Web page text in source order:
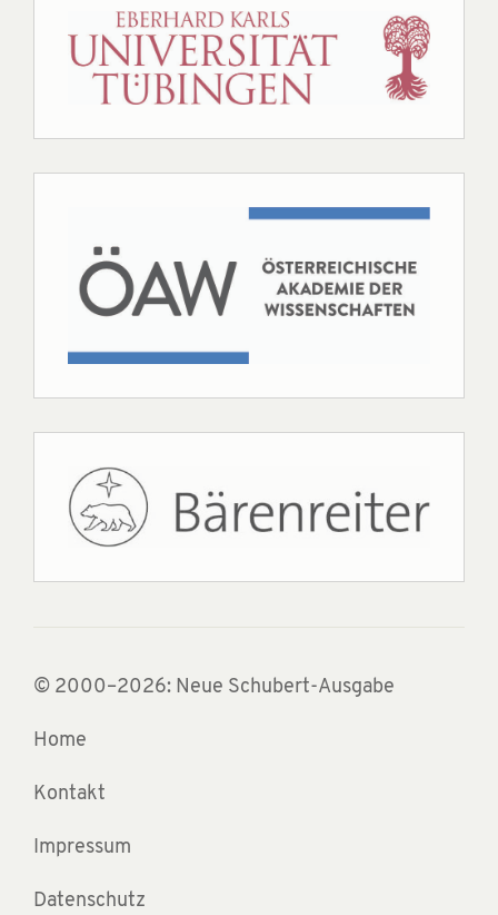
© 2000–2026: Neue Schubert-Ausgabe
Home
Kontakt
Impressum
Datenschutz